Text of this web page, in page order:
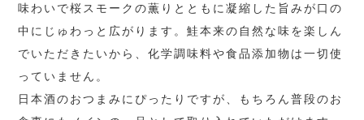
味わいで桜スモークの薫りとともに凝縮した旨みが口の
中にじゅわっと広がります。鮭本来の自然な味を楽しん
でいただきたいから、化学調味料や食品添加物は一切使
っていません。
日本酒のおつまみにぴったりですが、もちろん普段のお